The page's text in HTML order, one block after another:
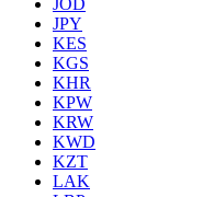
JOD
JPY
KES
KGS
KHR
KPW
KRW
KWD
KZT
LAK